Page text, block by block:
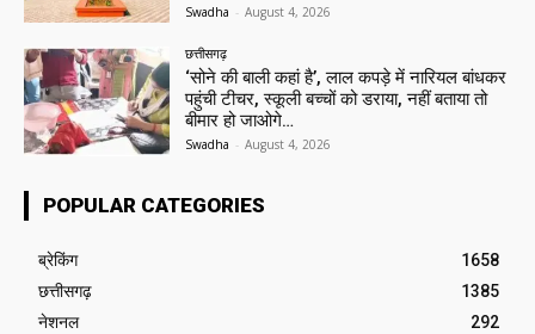
Swadha - August 4, 2026
छत्तीसगढ़
‘सोने की बाली कहां है’, लाल कपड़े में नारियल बांधकर
पहुंची टीचर, स्कूली बच्चों को डराया, नहीं बताया तो
बीमार हो जाओगे…
Swadha - August 4, 2026
POPULAR CATEGORIES
ब्रेकिंग
1658
छत्तीसगढ़
1385
नेशनल
292